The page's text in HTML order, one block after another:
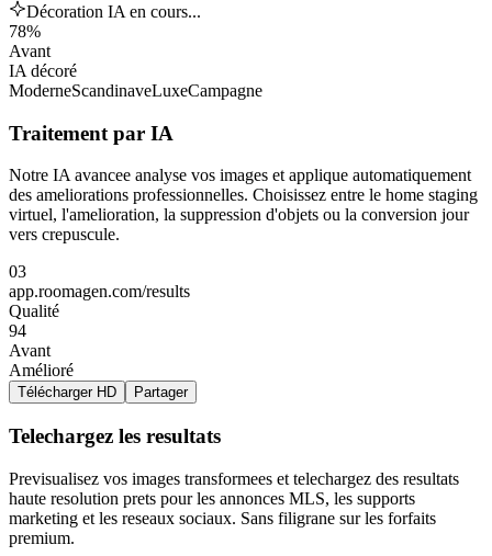
Décoration IA en cours...
78%
Avant
IA décoré
ModerneScandinaveLuxeCampagne
Traitement par IA
Notre IA avancee analyse vos images et applique automatiquement
des ameliorations professionnelles. Choisissez entre le home staging
virtuel, l'amelioration, la suppression d'objets ou la conversion jour
vers crepuscule.
03
app.roomagen.com/results
Qualité
94
Avant
Amélioré
Télécharger HD Partager
Telechargez les resultats
Previsualisez vos images transformees et telechargez des resultats
haute resolution prets pour les annonces MLS, les supports
marketing et les reseaux sociaux. Sans filigrane sur les forfaits
premium.